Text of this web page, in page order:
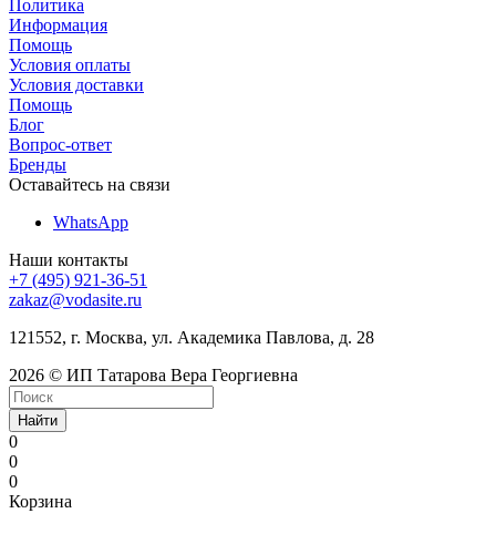
Политика
Информация
Помощь
Условия оплаты
Условия доставки
Помощь
Блог
Вопрос-ответ
Бренды
Оставайтесь на связи
WhatsApp
Наши контакты
+7 (495) 921-36-51
zakaz@vodasite.ru
121552, г. Москва, ул. Академика Павлова, д. 28
2026 © ИП Татарова Вера Георгиевна
Найти
0
0
0
Корзина